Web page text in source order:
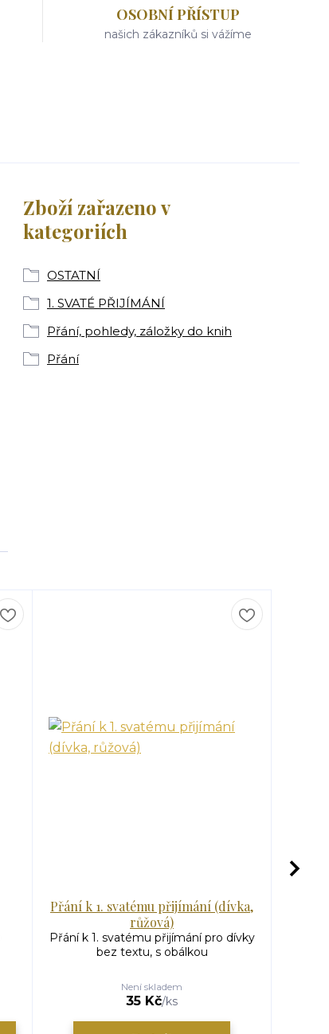
OSOBNÍ PŘÍSTUP
našich zákazníků si vážíme
Zboží zařazeno v
kategoriích
OSTATNÍ
1. SVATÉ PŘIJÍMÁNÍ
Přání, pohledy, záložky do knih
Přání
Přání k 1. svatému přijímání (dívka,
růžová)
Přání k 1. svatému přijímání pro dívky
bez textu, s obálkou
35 Kč/ks
Není skladem